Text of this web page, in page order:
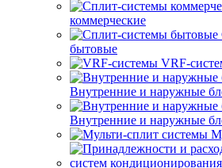
коммерческие
бытовые
VRF-
Внутренние и наружные
Внутренние и наружные